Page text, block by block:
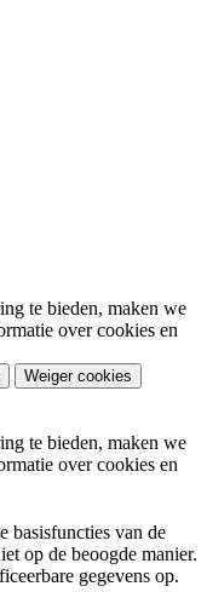
te bieden, maken we
over cookies en
Weiger cookies
te bieden, maken we
over cookies en
basisfuncties van de
op de beoogde manier.
gegevens op.